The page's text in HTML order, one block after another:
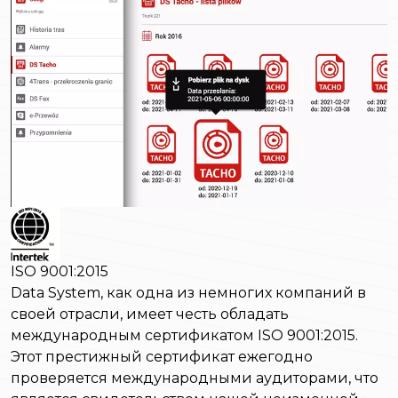
ISO 9001:2015
Data System, как одна из немногих компаний в
своей отрасли, имеет честь обладать
международным сертификатом ISO 9001:2015.
Этот престижный сертификат ежегодно
проверяется международными аудиторами, что